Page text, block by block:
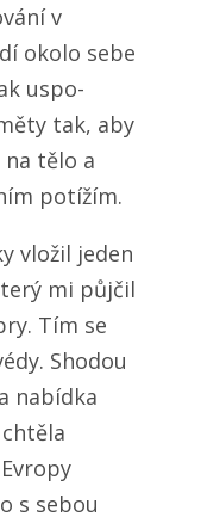
v
okolo sebe
uspo-
tak, aby
na tělo a
potížím.
vložil jeden
mi půjčil
Tím se
Shodou
nabídka
s sebou